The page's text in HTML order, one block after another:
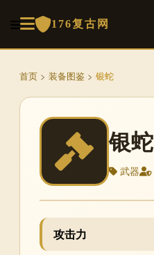
176复古网
首页 > 装备图鉴 > 银蛇
银蛇
武器
攻击力